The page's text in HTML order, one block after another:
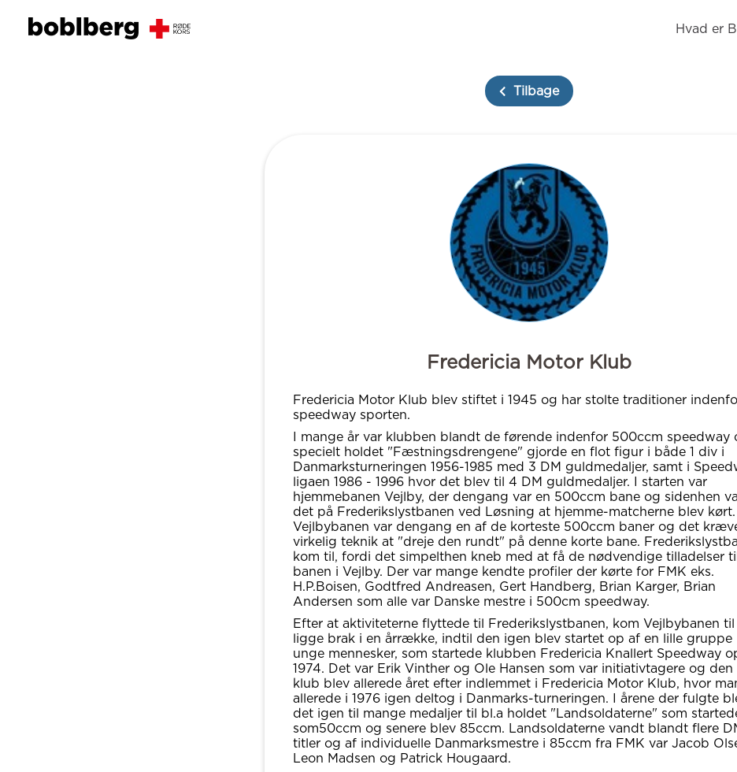
Hvad er
Tilbage
Fredericia Motor Klub
Fredericia Motor Klub blev stiftet i 1945 og har stolte traditioner
speedway sporten.
I mange år var klubben blandt de førende indenfor 500ccm speedway
specielt holdet "Fæstningsdrengene" gjorde en flot figur i både 1 div i
Danmarksturneringen 1956-1985 med 3 DM guldmedaljer, samt i
ligaen 1986 - 1996 hvor det blev til 4 DM guldmedaljer. I starten var
hjemmebanen Vejlby, der dengang var en 500ccm bane og sidenhen
det på Frederikslystbanen ved Løsning at hjemme-matcherne blev kørt.
Vejlbybanen var dengang en af de korteste 500ccm baner og det
virkelig teknik at "dreje den rundt" på denne korte bane.
kom til, fordi det simpelthen kneb med at få de nødvendige tilladelser
banen i Vejlby. Der var mange kendte profiler der kørte for FMK eks.
H.P.Boisen, Godtfred Andreasen, Gert Handberg, Brian Karger, Brian
Andersen som alle var Danske mestre i 500cm speedway.
Efter at aktiviteterne flyttede til Frederikslystbanen, kom Vejlbybanen
ligge brak i en årrække, indtil den igen blev startet op af en lille gruppe
unge mennesker, som startede klubben Fredericia Knallert Speedway
1974. Det var Erik Vinther og Ole Hansen som var initiativtagere og den
klub blev allerede året efter indlemmet i Fredericia Motor Klub, hvor
allerede i 1976 igen deltog i Danmarks-turneringen. I årene der fulgte
det igen til mange medaljer til bl.a holdet "Landsoldaterne" som
som50ccm og senere blev 85ccm. Landsoldaterne vandt blandt flere
titler og af individuelle Danmarksmestre i 85ccm fra FMK var Jacob
Leon Madsen og Patrick Hougaard.